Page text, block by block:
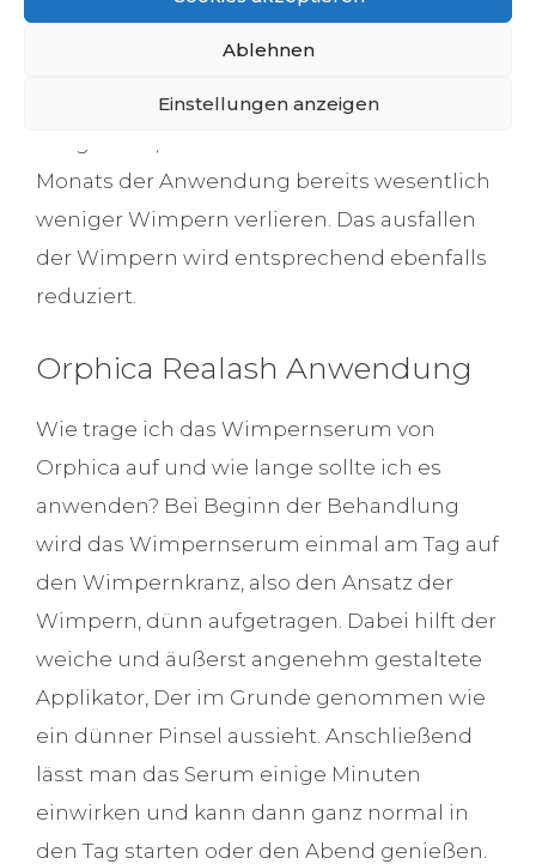
Ablehnen
Einstellungen anzeigen
Wimpern wuchsen im Schnitt um 83 %
aller Probandinnen haben zudem
Monats der Anwendung bereits wesentlich
weniger Wimpern verlieren. Das ausfallen
der Wimpern wird entsprechend ebenfalls
reduziert.
Orphica Realash Anwendung
Wie trage ich das Wimpernserum von
Orphica auf und wie lange sollte ich es
anwenden? Bei Beginn der Behandlung
wird das Wimpernserum einmal am Tag auf
den Wimpernkranz, also den Ansatz der
Wimpern, dünn aufgetragen. Dabei hilft der
weiche und äußerst angenehm gestaltete
Applikator, Der im Grunde genommen wie
ein dünner Pinsel aussieht. Anschließend
lässt man das Serum einige Minuten
einwirken und kann dann ganz normal in
den Tag starten oder den Abend genießen.